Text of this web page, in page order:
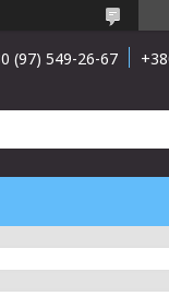
(97) 549-26-67